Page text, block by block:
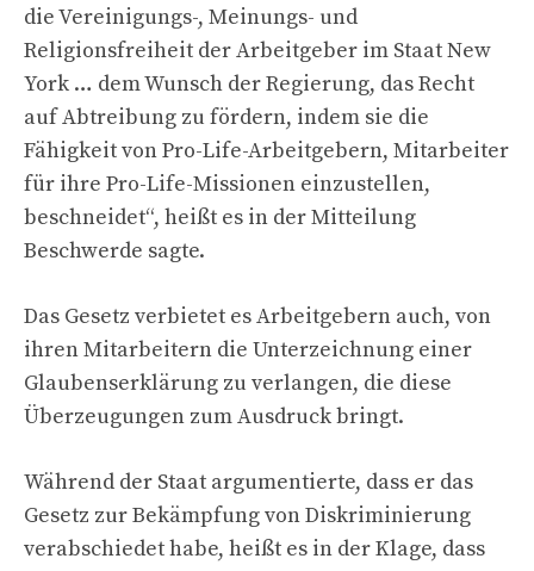
die Vereinigungs-, Meinungs- und
Religionsfreiheit der Arbeitgeber im Staat New
York … dem Wunsch der Regierung, das Recht
auf Abtreibung zu fördern, indem sie die
Fähigkeit von Pro-Life-Arbeitgebern, Mitarbeiter
für ihre Pro-Life-Missionen einzustellen,
beschneidet“, heißt es in der Mitteilung
Beschwerde sagte.
Das Gesetz verbietet es Arbeitgebern auch, von
ihren Mitarbeitern die Unterzeichnung einer
Glaubenserklärung zu verlangen, die diese
Überzeugungen zum Ausdruck bringt.
Während der Staat argumentierte, dass er das
Gesetz zur Bekämpfung von Diskriminierung
verabschiedet habe, heißt es in der Klage, dass